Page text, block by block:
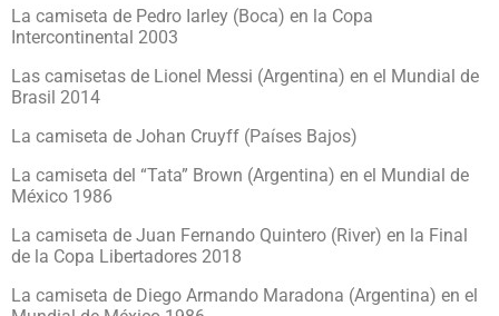
La camiseta de Pedro Iarley (Boca) en la Copa
Intercontinental 2003
Las camisetas de Lionel Messi (Argentina) en el Mundial de
Brasil 2014
La camiseta de Johan Cruyff (Países Bajos)
La camiseta del “Tata” Brown (Argentina) en el Mundial de
México 1986
La camiseta de Juan Fernando Quintero (River) en la Final
de la Copa Libertadores 2018
La camiseta de Diego Armando Maradona (Argentina) en el